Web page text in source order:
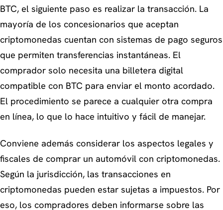
BTC, el siguiente paso es realizar la transacción. La
mayoría de los concesionarios que aceptan
criptomonedas cuentan con sistemas de pago seguros
que permiten transferencias instantáneas. El
comprador solo necesita una billetera digital
compatible con BTC para enviar el monto acordado.
El procedimiento se parece a cualquier otra compra
en línea, lo que lo hace intuitivo y fácil de manejar.
Conviene además considerar los aspectos legales y
fiscales de comprar un automóvil con criptomonedas.
Según la jurisdicción, las transacciones en
criptomonedas pueden estar sujetas a impuestos. Por
eso, los compradores deben informarse sobre las